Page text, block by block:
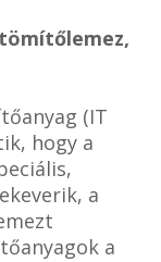
(IT
hogy a
a
a